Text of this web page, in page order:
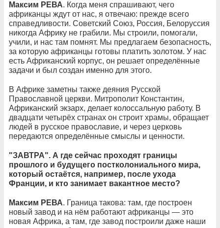
Максим РЕВА. Когда меня спрашивают, чего
африканцы ждут от нас, я отвечаю: прежде всего
справедливости. Советский Союз, Россия, Белоруссия
никогда Африку не грабили. Мы строили, помогали,
учили, и нас там помнят. Мы предлагаем безопасность,
за которую африканцы готовы платить золотом. У нас
есть Африканский корпус, он решает определённые
задачи и был создан именно для этого.
В Африке заметны также деяния Русской
Православной церкви. Митрополит Константин,
Африканский экзарх, делает колоссальную работу. В
двадцати четырёх странах он строит храмы, обращает
людей в русское православие, и через церковь
передаются определённые смыслы и ценности.
"ЗАВТРА". А где сейчас проходят границы
прошлого и будущего постколониального мира,
который остаётся, например, после ухода
Франции, и кто занимает вакантное место?
Максим РЕВА. Граница такова: там, где построен
новый завод и на нём работают африканцы — это
новая Африка, а там, где завод построили даже наши